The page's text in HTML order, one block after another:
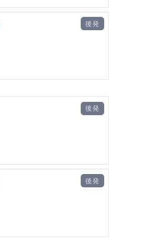
後発
後発
後発